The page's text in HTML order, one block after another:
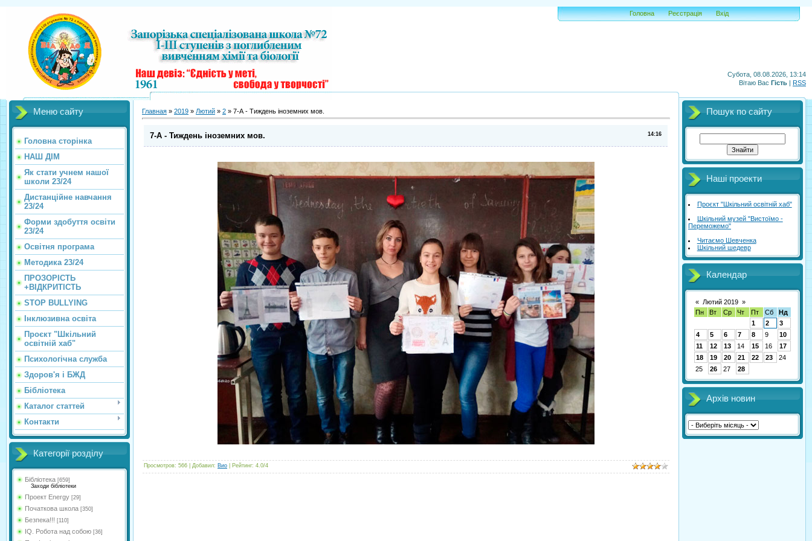
Субота, 08.08.2026, 13:14
Вітаю Вас Гість | RSS
Головна Реєстрація Вхід
Меню сайту
Головна сторінка
НАШ ДІМ
Як стати учнем нашої
школи 23/24
Дистанційне навчання
23/24
Форми здобуття освіти
23/24
Освітня програма
Методика 23/24
ПРОЗОРІСТЬ
+ВІДКРИТІСТЬ
STOP BULLYING
Інклюзивна освіта
Проєкт "Шкільний
освітній хаб"
Психологічна служба
Здоров'я і БЖД
Бібліотека
Каталог статтей
Контакти
Категорії розділу
Бібліотека [659]
Заходи бібліотеки
Проект Energy [29]
Початкова школа [350]
Безпека!!! [110]
IQ. Робота над собою [36]
Главная » 2019 » Лютий » 2 » 7-А - Тиждень іноземних мов.
14:16
7-А - Тиждень іноземних мов.
Просмотров: 566 Добавил: Вио Рейтинг: 4.0/4
Пошук по сайту
Наші проекти
Проєкт "Шкільний освітній хаб"
Шкільний музей "Вистоїмо -
Переможемо"
Читаємо Шевченка
Шкільний шедевр
Календар
« Лютий 2019 »
Пн
Вт Ср Чт Пт Сб
Нд
1
2
3
4
5 6 7 8 9
10
11
12 13 14 15 16
17
18
19 20 21 22 23
24
25
26 27 28
Архів новин